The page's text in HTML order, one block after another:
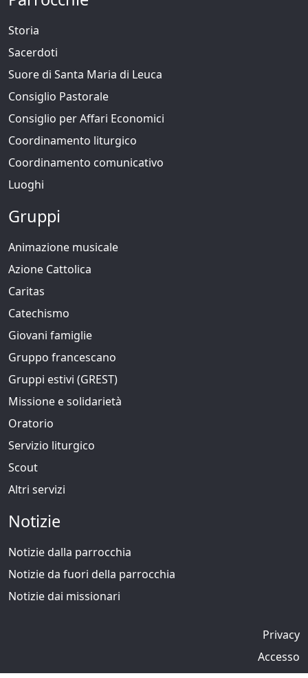
Storia
Sacerdoti
Suore di Santa Maria di Leuca
Consiglio Pastorale
Consiglio per Affari Economici
Coordinamento liturgico
Coordinamento comunicativo
Luoghi
Gruppi
Animazione musicale
Azione Cattolica
Caritas
Catechismo
Giovani famiglie
Gruppo francescano
Gruppi estivi (GREST)
Missione e solidarietà
Oratorio
Servizio liturgico
Scout
Altri servizi
Notizie
Notizie dalla parrocchia
Notizie da fuori della parrocchia
Notizie dai missionari
Privacy
Accesso